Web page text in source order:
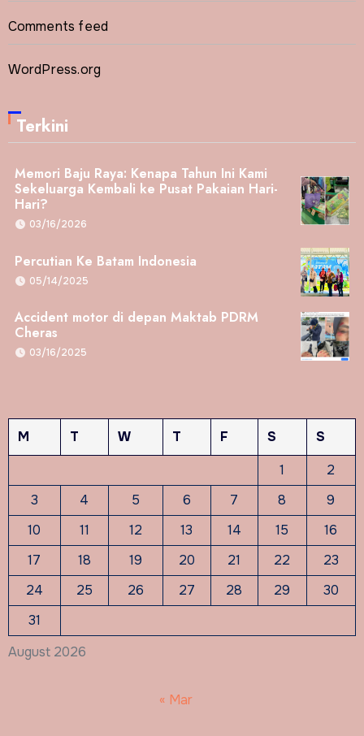
Comments feed
WordPress.org
Terkini
Memori Baju Raya: Kenapa Tahun Ini Kami
Sekeluarga Kembali ke Pusat Pakaian Hari-
Hari?
03/16/2026
Percutian Ke Batam Indonesia
05/14/2025
Accident motor di depan Maktab PDRM
Cheras
03/16/2025
August 2026
M T W T F S
S
1
2
3
4 5 6 7 8
9
10
11 12 13 14 15
16
17
18 19 20 21 22
23
24
25 26 27 28 29
30
31
« Mar